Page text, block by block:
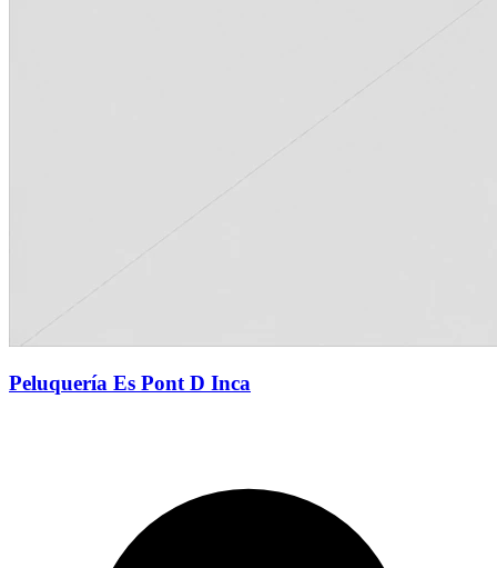
Peluquería Es Pont D Inca